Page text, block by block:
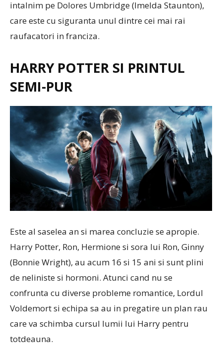
intalnim pe Dolores Umbridge (Imelda Staunton),
care este cu siguranta unul dintre cei mai rai
raufacatori in franciza.
HARRY POTTER SI PRINTUL
SEMI-PUR
Este al saselea an si marea concluzie se apropie.
Harry Potter, Ron, Hermione si sora lui Ron, Ginny
(Bonnie Wright), au acum 16 si 15 ani si sunt plini
de neliniste si hormoni. Atunci cand nu se
confrunta cu diverse probleme romantice, Lordul
Voldemort si echipa sa au in pregatire un plan rau
care va schimba cursul lumii lui Harry pentru
totdeauna.